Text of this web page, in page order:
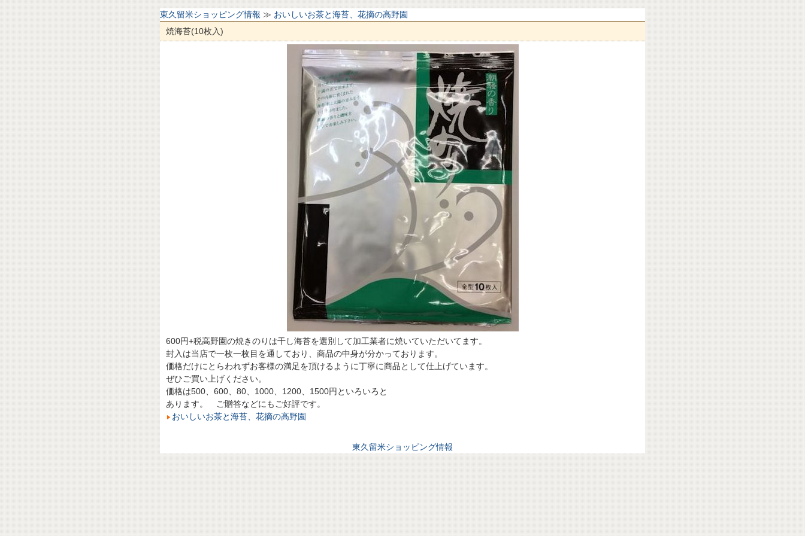
東久留米ショッピング情報 ≫ おいしいお茶と海苔、花摘の高野園
焼海苔(10枚入)
600円+税高野園の焼きのりは干し海苔を選別して加工業者に焼いていただいてます。
封入は当店で一枚一枚目を通しており、商品の中身が分かっております。
価格だけにとらわれずお客様の満足を頂けるように丁寧に商品として仕上げています。
ぜひご買い上げください。
価格は500、600、80、1000、1200、1500円といろいろと
あります。 ご贈答などにもご好評です。
おいしいお茶と海苔、花摘の高野園
東久留米ショッピング情報